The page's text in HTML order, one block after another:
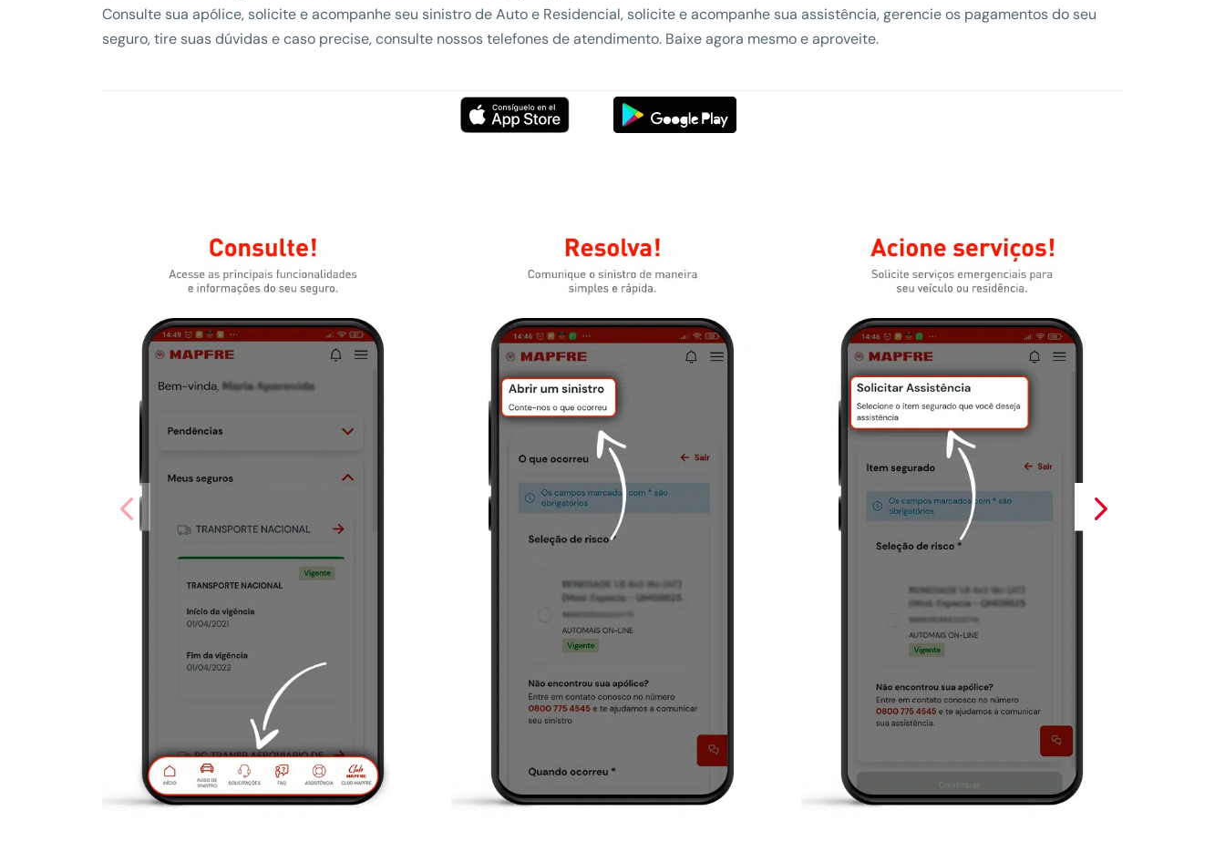
Consulte sua apólice, solicite e acompanhe seu sinistro de Auto e Residencial, solicite e acompanhe sua assistência, gerencie os pagamentos do seu
seguro, tire suas dúvidas e caso precise, consulte nossos telefones de atendimento. Baixe agora mesmo e aproveite.